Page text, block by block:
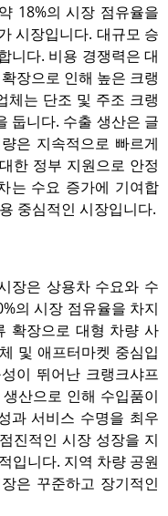
18%의 시장 점유율을
시장입니다. 대규모 승
니다. 비용 경쟁력은 대
장으로 인해 높은 크랭
체는 단조 및 주조 크랭
둡니다. 수출 생산은 글
은 지속적으로 빠르게
한 정부 지원으로 안정
는 수요 증가에 기여합
중심적인 시장입니다.
장은 상용차 수요와 수
의 시장 점유율을 차지
확장으로 대형 차량 사
및 애프터마켓 중심입
이 뛰어난 크랭크샤프
산으로 인해 수입품이
과 서비스 수명을 최우
진적인 시장 성장을 지
입니다. 지역 차량 공원
은 꾸준하고 장기적인